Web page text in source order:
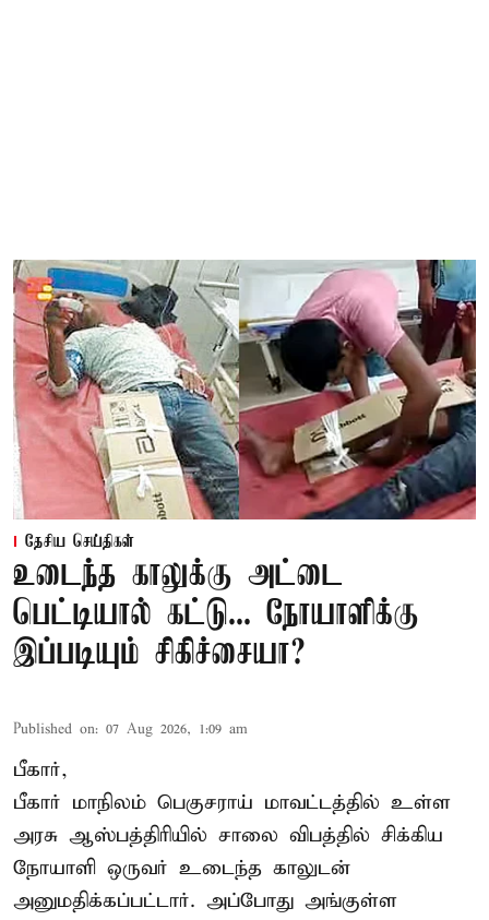
தேசிய செய்திகள்
உடைந்த காலுக்கு அட்டை
பெட்டியால் கட்டு... நோயாளிக்கு
இப்படியும் சிகிச்சையா?
Published on: 07 Aug 2026, 1:09 am
பீகார்,
பீகார் மாநிலம் பெகுசராய் மாவட்டத்தில் உள்ள
அரசு ஆஸ்பத்திரியில் சாலை விபத்தில் சிக்கிய
நோயாளி ஒருவர் உடைந்த காலுடன்
அனுமதிக்கப்பட்டார். அப்போது அங்குள்ள